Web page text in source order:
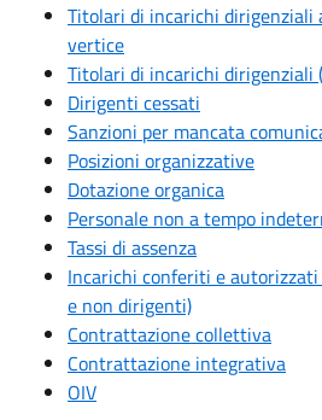
Titolari di incarichi
vertice
Titolari di incarichi dirigenziali
Dirigenti cessati
Sanzioni per mancata
Posizioni organizzative
Dotazione organica
Personale non a tempo
Tassi di assenza
Incarichi conferiti e
e non dirigenti)
Contrattazione collettiva
Contrattazione integrativa
OIV